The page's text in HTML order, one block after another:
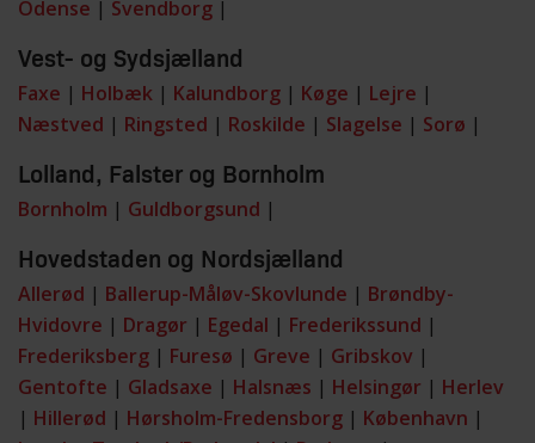
Odense | Svendborg |
Vest- og Sydsjælland
Faxe | Holbæk | Kalundborg | Køge | Lejre |
Næstved | Ringsted | Roskilde | Slagelse | Sorø |
Lolland, Falster og Bornholm
Bornholm | Guldborgsund |
Hovedstaden og Nordsjælland
Allerød | Ballerup-Måløv-Skovlunde | Brøndby-
Hvidovre | Dragør | Egedal | Frederikssund |
Frederiksberg | Furesø | Greve | Gribskov |
Gentofte | Gladsaxe | Halsnæs | Helsingør | Herlev
| Hillerød | Hørsholm-Fredensborg | København |